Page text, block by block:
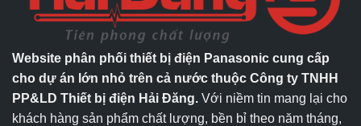
Website phân phối thiết bị điện Panasonic cung cấp
cho dự án lớn nhỏ trên cả nước thuộc Công ty TNHH
PP&LD Thiết bị điện Hải Đăng. Với niềm tin mang lại cho
khách hàng sản phẩm chất lượng, bền bỉ theo năm tháng,